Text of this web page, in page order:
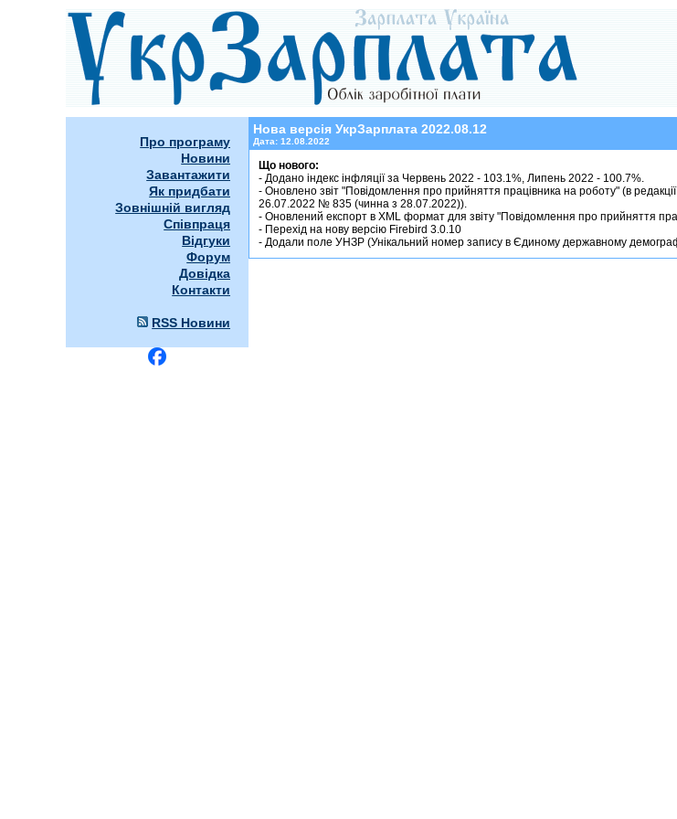
Про програму
Новини
Завантажити
Як придбати
Зовнішній вигляд
Співпраця
Відгуки
Форум
Довідка
Контакти
RSS Новини
УкрЗарплата 2022.08.12
Нова версія УкрЗарплата 2022.08.12
Дата: 12.08.2022
Що нового:
- Додано індекс інфляції за Червень 2022 - 103.1%, Липень 2022 - 100.7%.
- Оновлено звіт "Повідомлення про прийняття працівника на роботу" (в
26.07.2022 № 835 (чинна з 28.07.2022)).
- Оновлений експорт в XML формат для звіту "Повідомлення про прийняття
- Перехід на нову версію Firebird 3.0.10
- Додали поле УНЗР (Унікальний номер запису в Єдиному державному